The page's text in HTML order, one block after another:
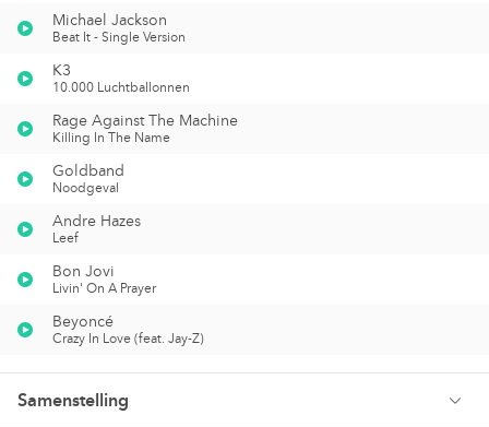
Michael Jackson
Beat It - Single Version
K3
10.000 Luchtballonnen
Rage Against The Machine
Killing In The Name
Goldband
Noodgeval
Andre Hazes
Leef
Bon Jovi
Livin' On A Prayer
Beyoncé
Crazy In Love (feat. Jay-Z)
Samenstelling